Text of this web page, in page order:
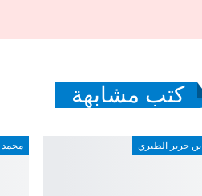
كتب مشابهة
ابن جرير الطبري محمد